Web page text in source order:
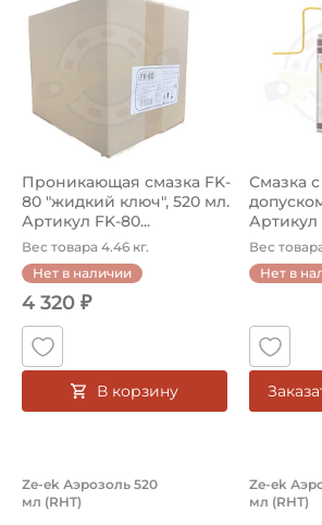
Проникающая смазка FK-
80 "жидкий ключ", 520 мл.
Артикул FK-80...
Вес товара 4.46 кг.
Нет в наличии
4 320 ₽
В корзину
Смазка
Артикул
520 мл
Вес
Нет в
Технический
Технический очиститель Ze-ek
Ze-ek Аэрозоль 520
мл (RHT)
Ze-ek
мл (RHT)